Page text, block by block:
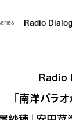
Radio
Radio
「南洋パラ